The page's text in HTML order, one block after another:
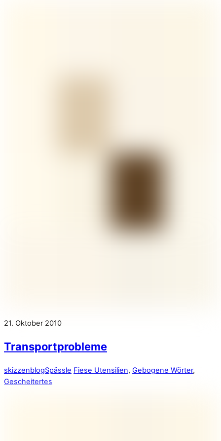
21. Oktober 2010
Transportprobleme
skizzenblogSpässle Fiese Utensilien, Gebogene Wörter,
Gescheitertes